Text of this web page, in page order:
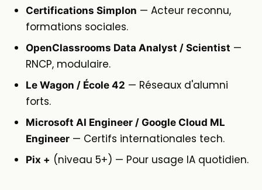
Certifications Simplon — Acteur reconnu,
formations sociales.
OpenClassrooms Data Analyst / Scientist —
RNCP, modulaire.
Le Wagon / École 42 — Réseaux d'alumni
forts.
Microsoft AI Engineer / Google Cloud ML
Engineer — Certifs internationales tech.
Pix + (niveau 5+) — Pour usage IA quotidien.